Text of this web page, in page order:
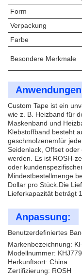
Form
Verpackung
Farbe
Besondere Merkmale
Custom Tape ist ein
wie z. B. Heizband für
Maskenband und
Klebstoffband besteht
geschmolzenemfür
Seidenlack, Offset
werden. Es ist ROSH-
oder
Mindestbestellmenge
Dollar pro Stück.Die
Lieferkapazität beträgt
Anpassung:
Benutzerdefiniertes
Markenbezeichnung:
Modellnummer:
Herkunftsort: China
Zertifizierung: ROSH